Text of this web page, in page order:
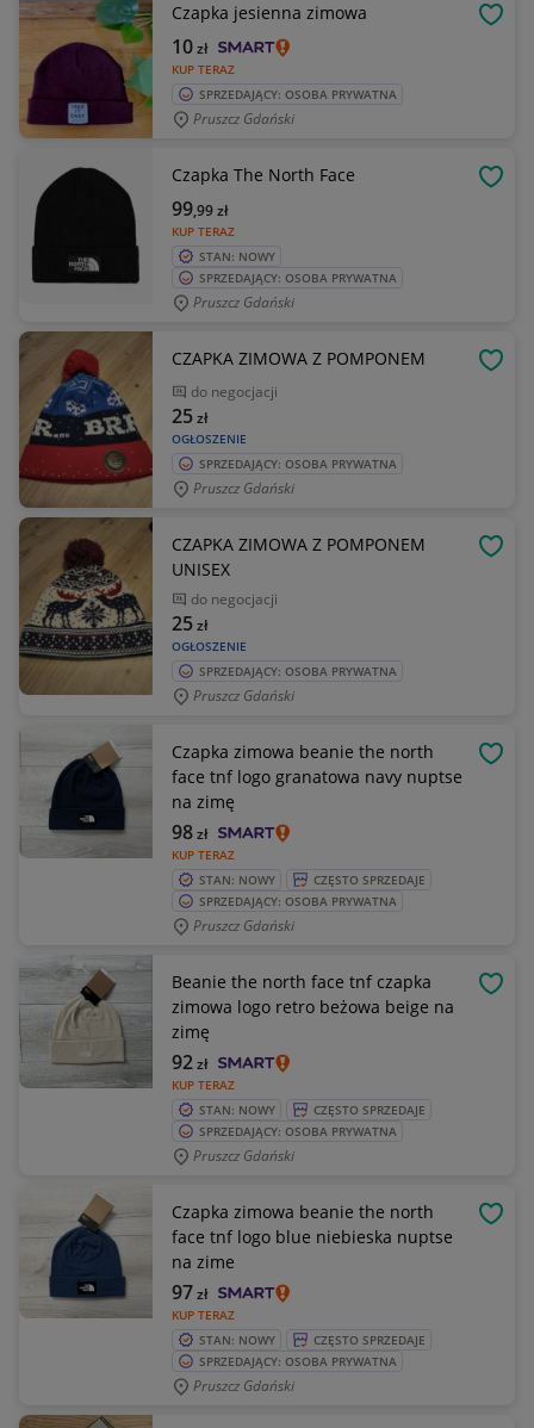
Czapka jesienna zimowa
KUP TERAZ
10zł
SPRZEDAJĄCY: OSOBA PRYWATNA
Pruszcz Gdański
Czapka The North Face
KUP TERAZ
99,99zł
STAN: NOWY
SPRZEDAJĄCY: OSOBA PRYWATNA
Pruszcz Gdański
CZAPKA ZIMOWA Z POMPONEM
do negocjacji
OGŁOSZENIE
25zł
SPRZEDAJĄCY: OSOBA PRYWATNA
Pruszcz Gdański
CZAPKA ZIMOWA Z POMPONEM
UNISEX
do negocjacji
OGŁOSZENIE
25zł
SPRZEDAJĄCY: OSOBA PRYWATNA
Pruszcz Gdański
Czapka zimowa beanie the north
face tnf logo granatowa navy nuptse
na zimę
KUP TERAZ
98zł
STAN: NOWY
CZĘSTO SPRZEDAJE
SPRZEDAJĄCY: OSOBA PRYWATNA
Pruszcz Gdański
Beanie the north face tnf czapka
zimowa logo retro beżowa beige na
zimę
KUP TERAZ
92zł
STAN: NOWY
CZĘSTO SPRZEDAJE
SPRZEDAJĄCY: OSOBA PRYWATNA
Pruszcz Gdański
Czapka zimowa beanie the north
face tnf logo blue niebieska nuptse
na zime
KUP TERAZ
97zł
STAN: NOWY
CZĘSTO SPRZEDAJE
SPRZEDAJĄCY: OSOBA PRYWATNA
Pruszcz Gdański